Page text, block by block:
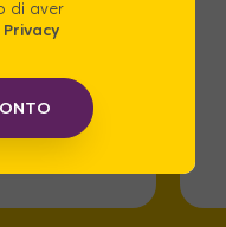
di aver
Privacy